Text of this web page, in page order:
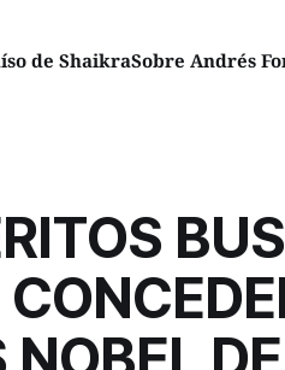
de ShaikraSobre Andrés